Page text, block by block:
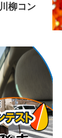
柳コン